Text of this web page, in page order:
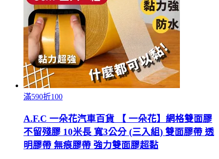
滿590折100
A.F.C 一朵花汽車百貨 【 一朵花】網格雙面膠
不留殘膠 10米長 寬3公分 (三入組) 雙面膠帶 透
明膠帶 無痕膠帶 強力雙面膠超黏